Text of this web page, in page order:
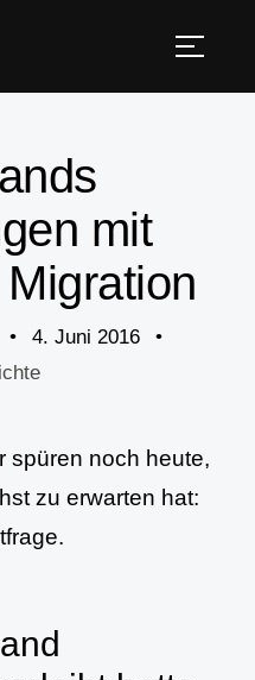
mit
• 4. Juni 2016
•
spüren noch heute,
zu erwarten hat: